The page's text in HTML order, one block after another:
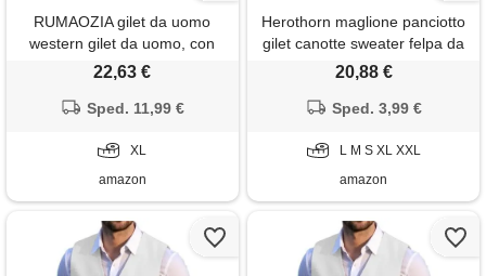
RUMAOZIA gilet da uomo
western gilet da uomo, con
scollo a v, senza maniche,
elegante, con abbottonatura
xl
22,63 €
Sped. 11,99 €
XL
amazon
Herothorn maglione panciotto
gilet canotte sweater felpa da
uomo lavorato a maglia senza
maglieria panciotto
20,88 €
Sped. 3,99 €
L M S XL XXL
amazon